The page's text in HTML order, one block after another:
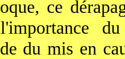
ce
du mis en